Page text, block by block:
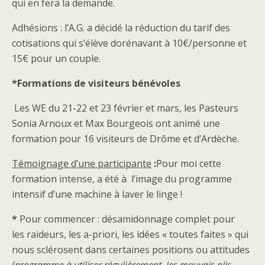
qui en fera la demande.
Adhésions : l’A.G. a décidé la réduction du tarif des
cotisations qui s’élève dorénavant à 10€/personne et
15€ pour un couple.
*Formations de visiteurs bénévoles
Les WE du 21-22 et 23 février et mars, les Pasteurs
Sonia Arnoux et Max Bourgeois ont animé une
formation pour 16 visiteurs de Drôme et d’Ardèche.
Témoignage d’une participante :Pour moi cette
formation intense, a été à l’image du programme
intensif d’une machine à laver le linge !
* Pour commencer : désamidonnage complet pour
les raideurs, les a-priori, les idées « toutes faites » qui
nous sclérosent dans certaines positions ou attitudes